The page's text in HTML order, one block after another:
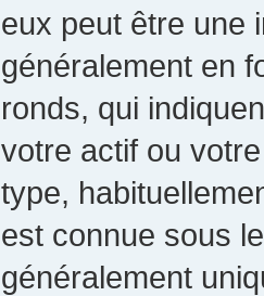
eux peut être une
généralement en
ronds, qui
votre actif ou
type,
est connue sous
généralement